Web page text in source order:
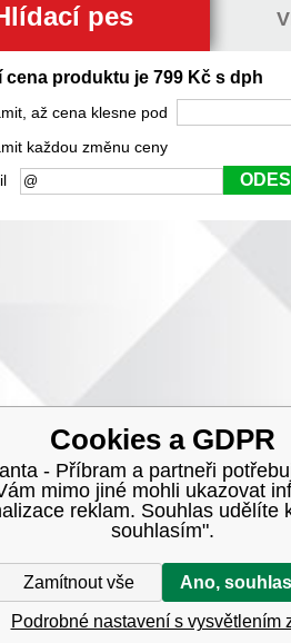
pes
cena produktu je 799 Kč s dph
až cena klesne pod
každou změnu ceny
Cookies a GDPR
- Příbram a partneři
mimo jiné mohli ukazovat
reklam. Souhlas udělíte
souhlasím".
Zamítnout vše Ano,
Podrobné nastavení s vysvětlením